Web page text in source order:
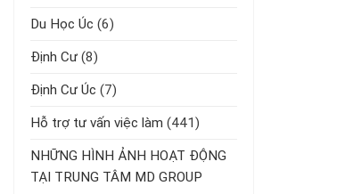
Du Học Úc (6)
Định Cư (8)
Định Cư Úc (7)
Hỗ trợ tư vấn việc làm (441)
NHỮNG HÌNH ẢNH HOẠT ĐỘNG
TẠI TRUNG TÂM MD GROUP